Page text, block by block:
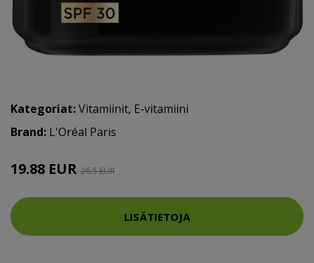
Kategoriat:Vitamiinit, E-vitamiini
Brand: L'Oréal Paris
19.88 EUR 26.5 EUR
LISÄTIETOJA